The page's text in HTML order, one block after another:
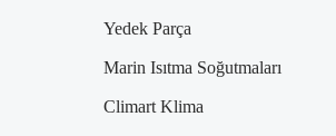
Yedek Parça
Marin Isıtma Soğutmaları
Climart Klima